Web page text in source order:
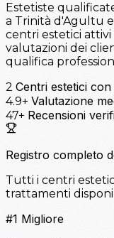
Estetiste
a Trinità d'Agultu
centri estetici
valutazioni dei
qualifica
2 Centri estetici
4.9+ Valutazione
47+ Recensioni
Registro completo
Tutti i centri
trattamenti
#1 Migliore